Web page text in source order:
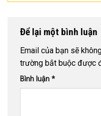
Để lại một bình luận
Email của bạn sẽ
trường bắt buộc được
Bình luận *